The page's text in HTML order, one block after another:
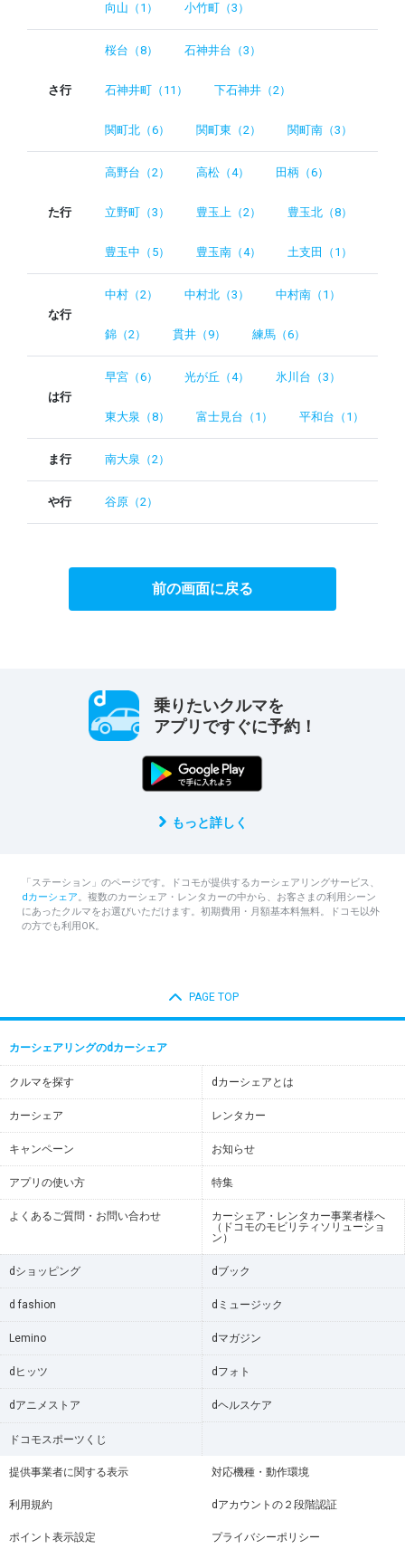
向山（1） 小竹町（3）
さ行
桜台（8） 石神井台（3）
石神井町（11） 下石神井（2）
関町北（6） 関町東（2） 関町南（3）
た行
高野台（2） 高松（4） 田柄（6）
立野町（3） 豊玉上（2） 豊玉北（8）
豊玉中（5） 豊玉南（4） 土支田（1）
な行
中村（2） 中村北（3） 中村南（1）
錦（2） 貫井（9） 練馬（6）
は行
早宮（6） 光が丘（4） 氷川台（3）
東大泉（8） 富士見台（1） 平和台（1）
ま行 南大泉（2）
や行 谷原（2）
前の画面に戻る
乗りたいクルマを
アプリですぐに予約！
もっと詳しく
「ステーション」のページです。ドコモが提供するカーシェアリングサービス、
dカーシェア。複数のカーシェア・レンタカーの中から、お客さまの利用シーン
にあったクルマをお選びいただけます。初期費用・月額基本料無料。ドコモ以外
の方でも利用OK。
PAGE TOP
カーシェアリングのdカーシェア
クルマを探す dカーシェアとは
カーシェア レンタカー
キャンペーン お知らせ
アプリの使い方 特集
よくあるご質問・お問い合わせ
カーシェア・レンタカー事業者様へ
（ドコモのモビリティソリューショ
ン）
dショッピング dブック
d fashion dミュージック
Lemino dマガジン
dヒッツ dフォト
dアニメストア dヘルスケア
ドコモスポーツくじ
提供事業者に関する表示 対応機種・動作環境
利用規約 dアカウントの２段階認証
ポイント表示設定 プライバシーポリシー